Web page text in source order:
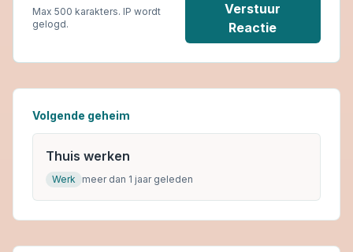
Max 500 karakters. IP wordt
gelogd.
Verstuur
Reactie
Volgende geheim
Thuis werken
Werk meer dan 1 jaar geleden